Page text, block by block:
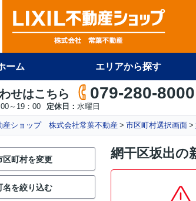
ーム エリアから探す
せはこちら 079-280-8000
～19：00 定休日： 水曜日
産ショップ 株式会社常葉不動産 市区町村選択画面
網干区坂出の
区町村を変更
名を絞り込む